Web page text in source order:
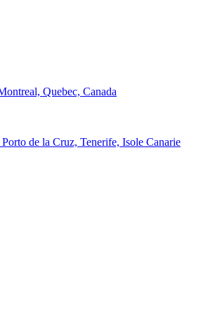
Quebec, Canada
de la Cruz, Tenerife, Isole Canarie